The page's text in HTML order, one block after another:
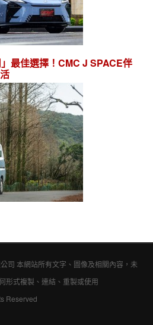
最佳選擇！CMC J SPACE伴
司 本網站所有文字、圖像及相關內容，未
形式複製、連結、重製或使用
Reserved